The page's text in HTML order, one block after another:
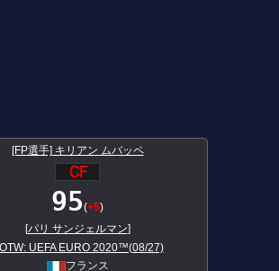
[FP選手] キリアン ムバッペ
95(+5)
[パリ サンジェルマン]
UEFA EURO 2020™(08/27)
フランス